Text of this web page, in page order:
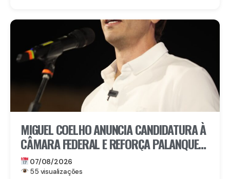
MIGUEL COELHO ANUNCIA CANDIDATURA À
CÂMARA FEDERAL E REFORÇA PALANQUE
DE RAQUEL LYRA EM PERNAMBUCO
07/08/2026
55 visualizações